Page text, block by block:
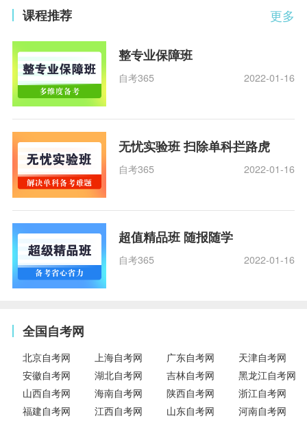
更多
课程推荐
整专业保障班
自考365 2022-01-16
无忧实验班 扫除单科拦路虎
自考365 2022-01-16
超值精品班 随报随学
自考365 2022-01-16
全国自考网
北京自考网 上海自考网 广东自考网
天津自考网
安徽自考网
湖北自考网 吉林自考网
黑龙江自考网
山西自考网
海南自考网 陕西自考网
浙江自考网
福建自考网
江西自考网 山东自考网
河南自考网